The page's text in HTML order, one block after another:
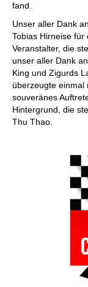
fand.
Unser aller Dank
Tobias Hirneise
Veranstalter, die
unser aller Dank
King und Zigurds
überzeugte einmal
souveränes
Hintergrund, die
Thu Thao.